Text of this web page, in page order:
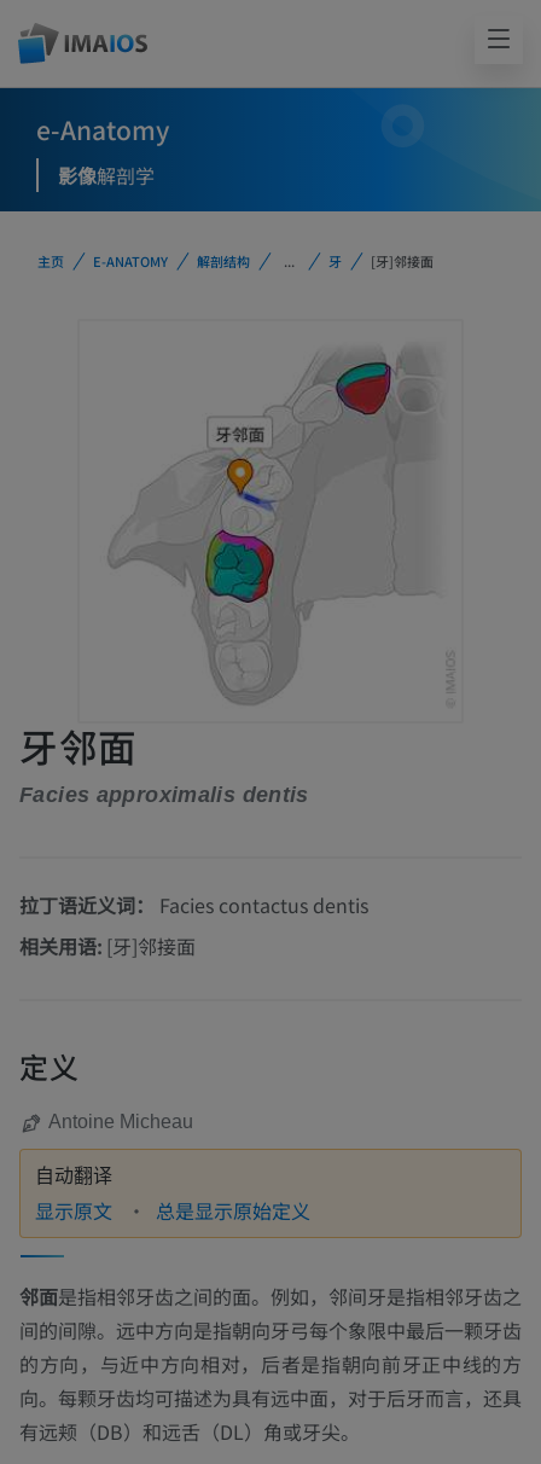
e-Anatomy
影像解剖学
主页 E-ANATOMY 解剖结构 ... 牙 [牙]邻接面
牙邻面
Facies approximalis dentis
拉丁语近义词：
Facies contactus dentis
相关用语: [牙]邻接面
定义
Antoine Micheau
自动翻译
显示原文 总是显示原始定义
邻面是指相邻牙齿之间的面。例如， 邻间牙是指相邻牙齿之
间的间隙。远中方向是指朝向牙弓每个象限中最后一颗牙齿
的方向，与近中方向相对，后者是指朝向前牙正中线的方
向。每颗牙齿均可描述为具有远中面，对于后牙而言，还具
有远颊（DB） 和远舌（DL） 角或牙尖。